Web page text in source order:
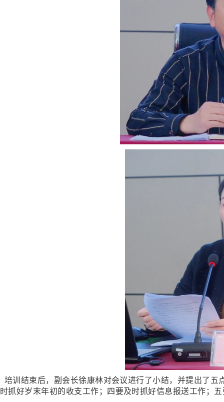
培训结束后，副会长徐康林对会议进行了小结，并提出了 五
时抓好岁末年初的收支工作；四要及时抓好信息报送工作；